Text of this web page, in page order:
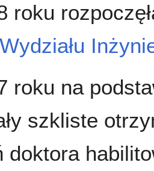
roku
Wydziału
roku na
szkliste
doktora